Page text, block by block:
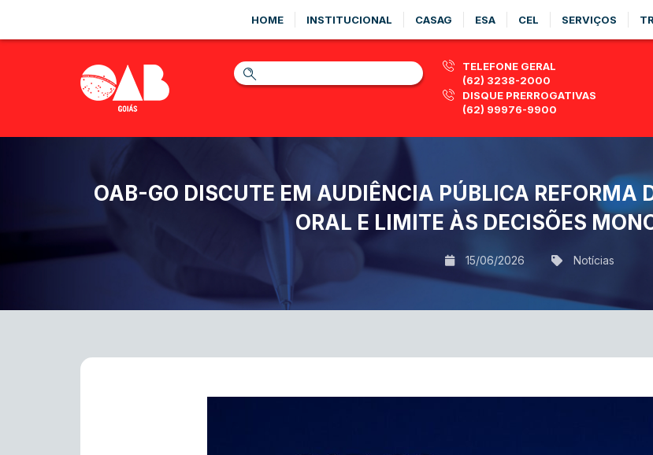
HOME INSTITUCIONAL CASAG ESA CEL SERVIÇOS
TELEFONE GERAL
(62) 3238-2000
DISQUE PRERROGATIVAS
(62) 99976-9900
OAB-GO DISCUTE EM AUDIÊNCIA PÚBLICA REFORMA
ORAL E LIMITE ÀS DECISÕES
15/06/2026 Notícias